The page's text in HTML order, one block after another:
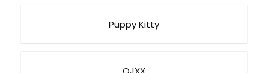
Puppy Kitty